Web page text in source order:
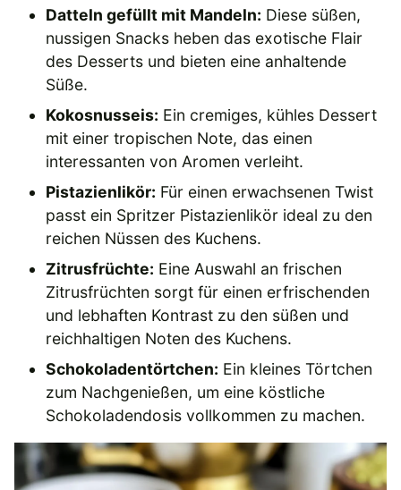
Datteln gefüllt mit Mandeln: Diese süßen,
nussigen Snacks heben das exotische Flair
des Desserts und bieten eine anhaltende
Süße.
Kokosnusseis: Ein cremiges, kühles Dessert
mit einer tropischen Note, das einen
interessanten von Aromen verleiht.
Pistazienlikör: Für einen erwachsenen Twist
passt ein Spritzer Pistazienlikör ideal zu den
reichen Nüssen des Kuchens.
Zitrusfrüchte: Eine Auswahl an frischen
Zitrusfrüchten sorgt für einen erfrischenden
und lebhaften Kontrast zu den süßen und
reichhaltigen Noten des Kuchens.
Schokoladentörtchen: Ein kleines Törtchen
zum Nachgenießen, um eine köstliche
Schokoladendosis vollkommen zu machen.